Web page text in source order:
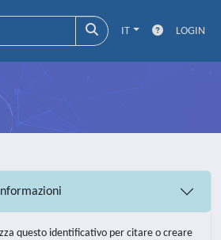
IT LOGIN
Informazioni
questo identificativo per citare o creare